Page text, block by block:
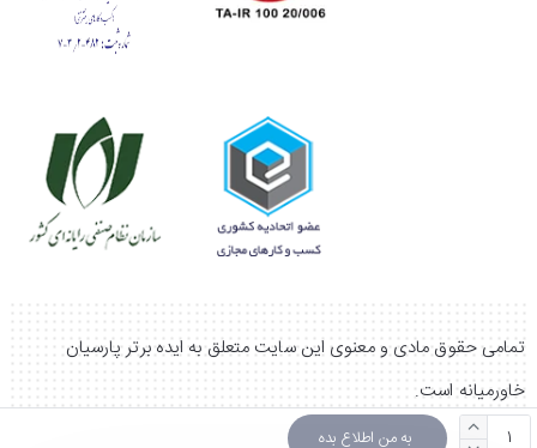
به من اطلاع بده
تمامی حقوق مادی و معنوی این سایت متعلق به ایده برتر پارسیان
خاورمیانه است.